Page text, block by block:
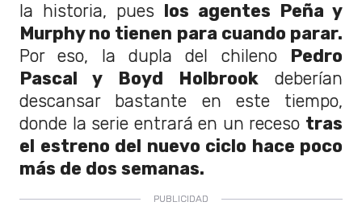
la historia, pues los agentes Peña y
Murphy no tienen para cuando parar.
Por eso, la dupla del chileno
Pedro
Pascal y Boyd Holbrookdeberían
descansar bastante en este tiempo,
donde la serie entrará en un receso tras
el estreno del nuevo ciclo hace poco
más de dos semanas.